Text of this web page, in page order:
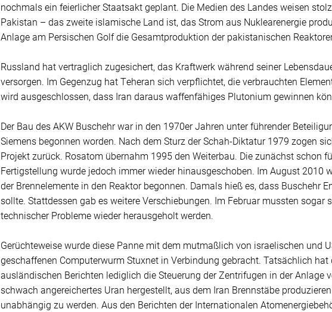
nochmals ein feierlicher Staatsakt geplant. Die Medien des Landes weisen
Pakistan – das zweite islamische Land ist, das Strom aus Nuklearenergie
Anlage am Persischen Golf die Gesamtproduktion der pakistanischen
Russland hat vertraglich zugesichert, das Kraftwerk während seiner
versorgen. Im Gegenzug hat Teheran sich verpflichtet, die verbrauchten
wird ausgeschlossen, dass Iran daraus waffenfähiges Plutonium gewinnen
Der Bau des AKW Buschehr war in den 1970er Jahren unter führender
Siemens begonnen worden. Nach dem Sturz der Schah-Diktatur 1979 zogen
Projekt zurück. Rosatom übernahm 1995 den Weiterbau. Die zunächst schon
Fertigstellung wurde jedoch immer wieder hinausgeschoben. Im August 2010
der Brennelemente in den Reaktor begonnen. Damals hieß es, dass Buschehr
sollte. Stattdessen gab es weitere Verschiebungen. Im Februar mussten sogar
technischer Probleme wieder herausgeholt werden.
Gerüchteweise wurde diese Panne mit dem mutmaßlich von israelischen und
geschaffenen Computerwurm Stuxnet in Verbindung gebracht. Tatsächlich
ausländischen Berichten lediglich die Steuerung der Zentrifugen in der Anlage
schwach angereichertes Uran hergestellt, aus dem Iran Brennstäbe
unabhängig zu werden. Aus den Berichten der Internationalen